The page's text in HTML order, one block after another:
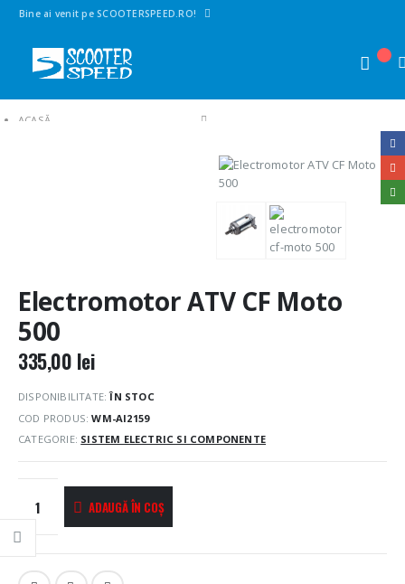
Bine ai venit pe SCOOTERSPEED.RO!
ACASĂ
Electromotor ATV CF Moto
500
335,00 lei
DISPONIBILITATE:ÎN STOC
COD PRODUS:WM-AI2159
CATEGORIE: SISTEM ELECTRIC SI COMPONENTE
ADAUGĂ ÎN COȘ